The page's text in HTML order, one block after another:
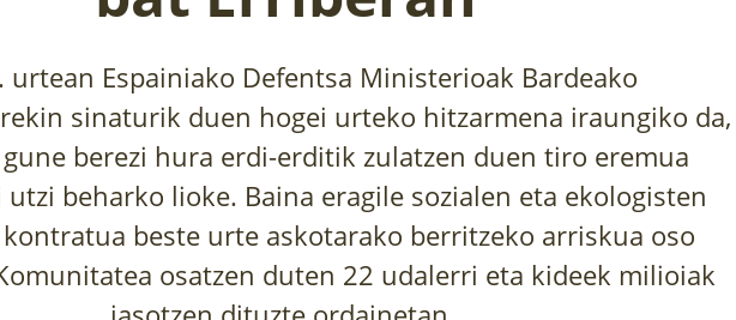
urtean Espainiako Defentsa Ministerioak Bardeako
sinaturik duen hogei urteko hitzarmena iraungiko da,
berezi hura erdi-erditik zulatzen duen tiro eremua
beharko lioke. Baina eragile sozialen eta ekologisten
beste urte askotarako berritzeko arriskua oso
osatzen duten 22 udalerri eta kideek milioiak